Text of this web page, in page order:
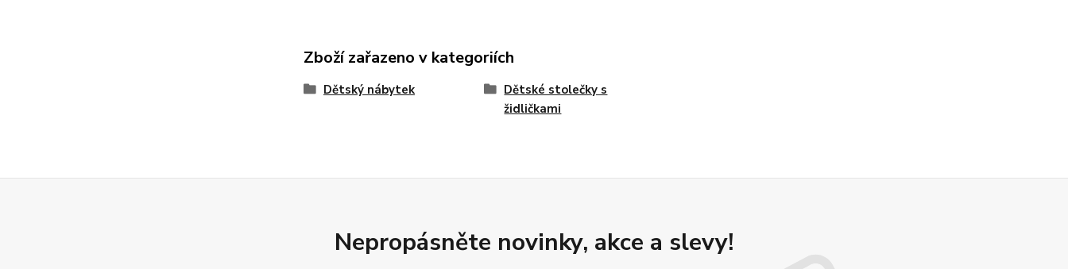
Zboží zařazeno v kategoriích
Dětský nábytek
Dětské stolečky s
židličkami
Nepropásněte novinky, akce a slevy!